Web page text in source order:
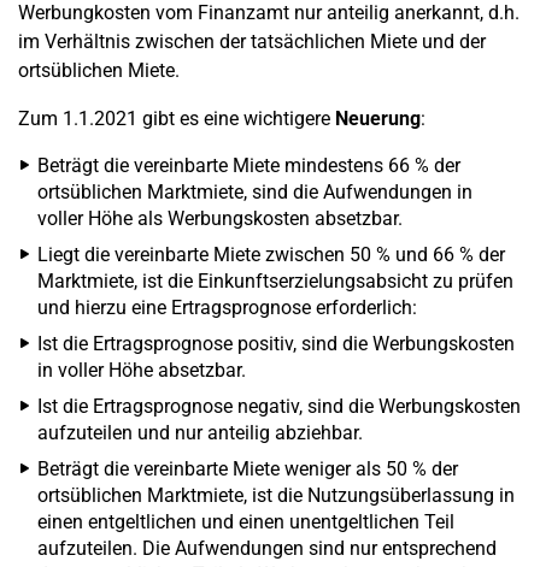
Werbungkosten vom Finanzamt nur anteilig anerkannt, d.h.
im Verhältnis zwischen der tatsächlichen Miete und der
ortsüblichen Miete.
Zum 1.1.2021 gibt es eine wichtigere Neuerung:
Beträgt die vereinbarte Miete mindestens 66 % der
ortsüblichen Marktmiete, sind die Aufwendungen in
voller Höhe als Werbungskosten absetzbar.
Liegt die vereinbarte Miete zwischen 50 % und 66 % der
Marktmiete, ist die Einkunftserzielungsabsicht zu prüfen
und hierzu eine Ertragsprognose erforderlich:
Ist die Ertragsprognose positiv, sind die Werbungskosten
in voller Höhe absetzbar.
Ist die Ertragsprognose negativ, sind die Werbungskosten
aufzuteilen und nur anteilig abziehbar.
Beträgt die vereinbarte Miete weniger als 50 % der
ortsüblichen Marktmiete, ist die Nutzungsüberlassung in
einen entgeltlichen und einen unentgeltlichen Teil
aufzuteilen. Die Aufwendungen sind nur entsprechend